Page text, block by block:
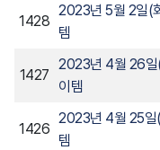
1428
2023년 5월 2일(
템
1427
2023년 4월 26일
이템
1426
2023년 4월 25일(
템